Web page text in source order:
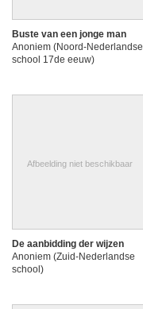
Buste van een jonge man
Anoniem (Noord-Nederlandse
school 17de eeuw)
Afbeelding niet beschikbaar
De aanbidding der wijzen
Anoniem (Zuid-Nederlandse
school)